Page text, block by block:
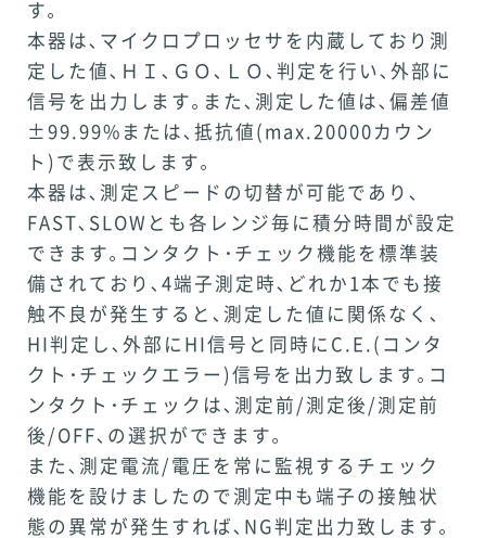
す｡
本器は､マイクロプロッセサを内蔵しており測
定した値､ＨＩ､ＧＯ､ＬＯ､判定を行い､外部に
信号を出力します｡また､測定した値は､偏差値
±99.99%または､抵抗値(max.20000カウン
ト)で表示致します｡
本器は､測定スピードの切替が可能であり､
FAST､SLOWとも各レンジ毎に積分時間が設定
できます｡コンタクト･チェック機能を標準装
備されており､4端子測定時､どれか1本でも接
触不良が発生すると､測定した値に関係なく､
HI判定し､外部にHI信号と同時にC.E.(コンタ
クト･チェックエラー)信号を出力致します｡コ
ンタクト･チェックは､測定前/測定後/測定前
後/OFF､の選択ができます｡
また､測定電流/電圧を常に監視するチェック
機能を設けましたので測定中も端子の接触状
態の異常が発生すれば､NG判定出力致します｡